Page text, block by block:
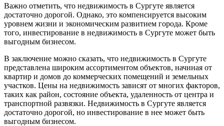
Важно отметить, что недвижимость в Сургуте является
достаточно дорогой. Однако, это компенсируется высоким
уровнем жизни и экономическим развитием города. Кроме
того, инвестирование в недвижимость в Сургуте может быть
выгодным бизнесом.
В заключение можно сказать, что недвижимость в Сургуте
представлена широким ассортиментом объектов, начиная от
квартир и домов до коммерческих помещений и земельных
участков. Цены на недвижимость зависят от многих факторов,
таких как район, состояние объекта, удаленность от центра и
транспортной развязки. Недвижимость в Сургуте является
достаточно дорогой, но инвестирование в нее может быть
выгодным бизнесом.